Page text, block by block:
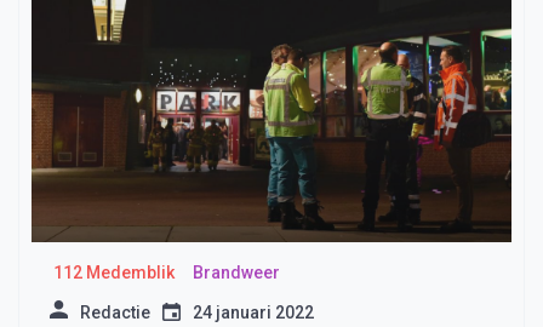
112 Medemblik Brandweer
Redactie 24 januari 2022